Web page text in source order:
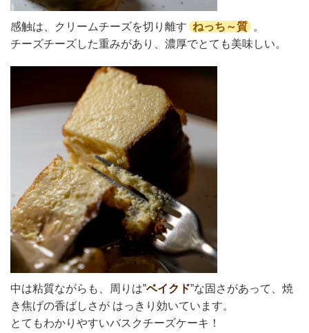
感触は、クリームチーズを切り離す ねっち～質 。
チーズチーズした重みがあり、濃厚でとても美味しい。
中は粘質ながらも、周りは”ベイクド”な固さがあって、焼
き焦げの香ばしさが はっきり効いています。
とてもわかりやすいバスクチーズケーキ！